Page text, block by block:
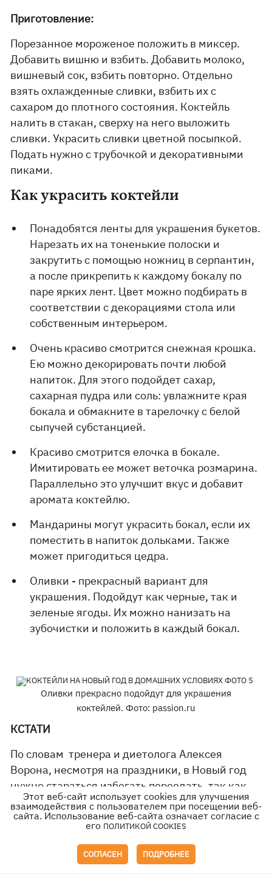
Приготовление:
Порезанное мороженое положить в миксер.
Добавить вишню и взбить. Добавить молоко,
вишневый сок, взбить повторно. Отдельно
взять охлажденные сливки, взбить их с
сахаром до плотного состояния. Коктейль
налить в стакан, сверху на него выложить
сливки. Украсить сливки цветной посыпкой.
Подать нужно с трубочкой и декоративными
пиками.
Как украсить коктейли
Понадобятся ленты для украшения букетов.
Нарезать их на тоненькие полоски и
закрутить с помощью ножниц в серпантин,
а после прикрепить к каждому бокалу по
паре ярких лент. Цвет можно подбирать в
соответствии с декорациями стола или
собственным интерьером.
Очень красиво смотрится снежная крошка.
Ею можно декорировать почти любой
напиток. Для этого подойдет сахар,
сахарная пудра или соль: увлажните края
бокала и обмакните в тарелочку с белой
сыпучей субстанцией.
Красиво смотрится елочка в бокале.
Имитировать ее может веточка розмарина.
Параллельно это улучшит вкус и добавит
аромата коктейлю.
Мандарины могут украсить бокал, если их
поместить в напиток дольками. Также
может пригодиться цедра.
Оливки - прекрасный вариант для
украшения. Подойдут как черные, так и
зеленые ягоды. Их можно нанизать на
зубочистки и положить в каждый бокал.
Оливки прекрасно подойдут для украшения
коктейлей. Фото: passion.ru
КСТАТИ
По словам тренера и диетолога Алексея
Ворона, несмотря на праздники, в Новый год
нужно стараться избегать переедать, так как
это приведет к быстрому набору веса. По его
словам, существует методика, чтобы
максимально минимизировать количества
жира, который отложит организм. По его
словам, важную роль в метаболизме играет
Этот веб-сайт использует cookies для улучшения
взаимодействия с пользователем при посещении веб-
сайта. Использование веб-сайта означает согласие с
его ПОЛИТИКОЙ COOKIES
СОГЛАСЕН ПОДРОБНЕЕ